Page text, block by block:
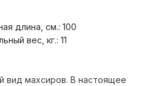
длина, см.: 100
вес, кг.: 11
вид махсиров. В настоящее